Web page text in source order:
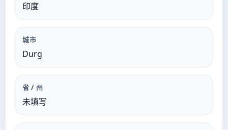
印度
城市
Durg
省 / 州
未填写